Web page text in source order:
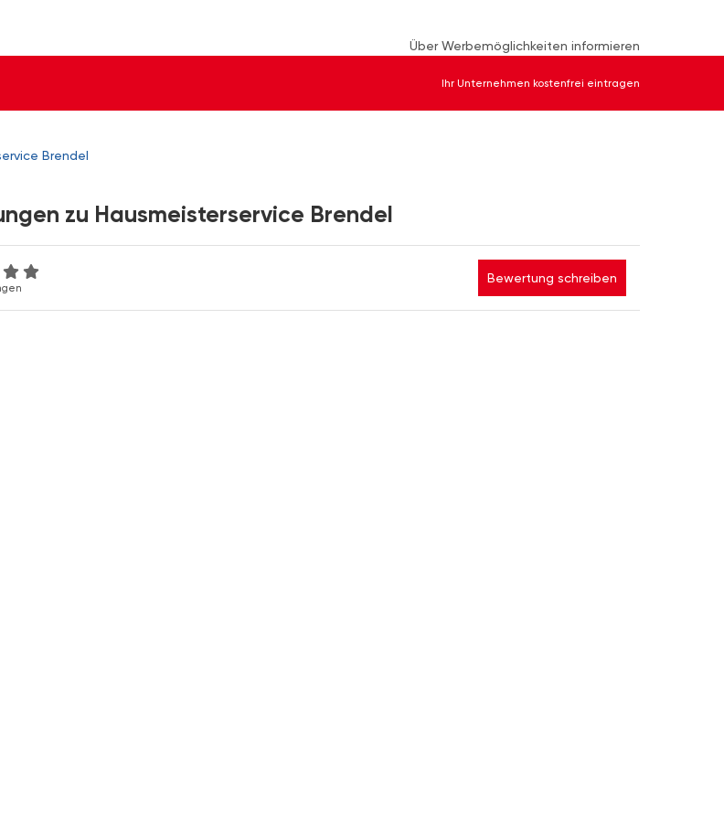
Über Werbemöglichkeiten informieren
Ihr Unternehmen kostenfrei eintragen
Brendel
zu Hausmeisterservice Brendel
Bewertung schreiben